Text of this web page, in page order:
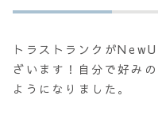
トラストランクが
ざいます！自分で好み
ようになりました。